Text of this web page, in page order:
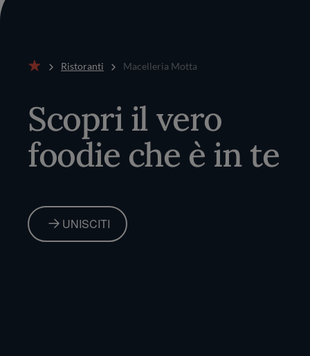
Ristoranti Macelleria Motta
Scopri il vero
foodie che è in te
UNISCITI